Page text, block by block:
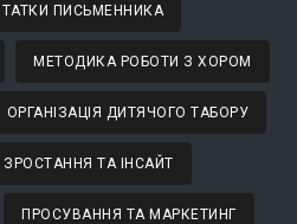
ПИСЬМЕННИКА
МЕТОДИКА РОБОТИ З ХОРОМ
ОРГАНІЗАЦІЯ ДИТЯЧОГО ТАБОРУ
ТА ІНСАЙТ
ПРОСУВАННЯ ТА МАРКЕТИНГ